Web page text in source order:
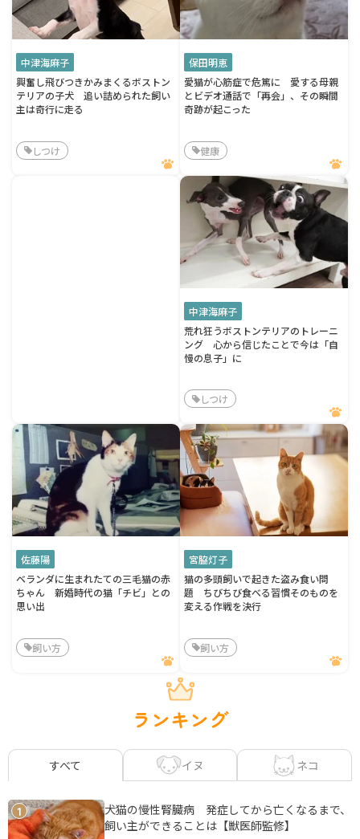
中津海麻子
興奮し飛びつきかみまくるボストン
テリアの子犬 追い詰められた飼い
主は奇行に走る
しつけ
保田明恵
愛猫が心筋症で危篤に 愛する母親
とビデオ通話で「再会」、その瞬間
奇跡が起こった
健康
中津海麻子
荒れ狂うボストンテリアのトレーニ
ング 心から信じたことで今は「自
慢の息子」に
しつけ
佐藤陽
ベランダに生まれたての三毛猫の赤
ちゃん 新婚時代の猫「チビ」との
思い出
飼い方
宮脇灯子
猫の多頭飼いで起きた盗み食い問
題 ちびちび食べる習慣そのものを
変える作戦を決行
飼い方
ランキング
すべて イヌ ネコ
1
犬猫の慢性腎臓病 発症してから亡くなるまで、
飼い主ができることは【獣医師監修】